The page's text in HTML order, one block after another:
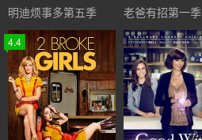
明迪烦事多第五季 老爸有招第一季
4.4